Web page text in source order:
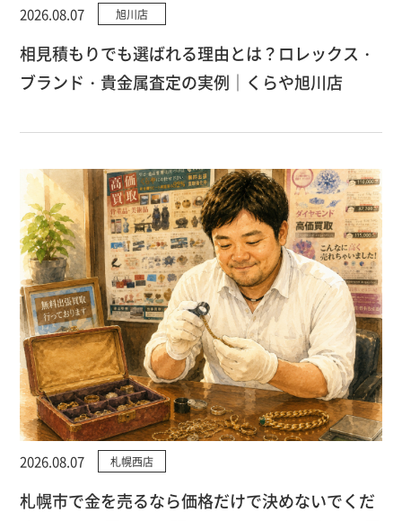
2026.08.07 旭川店
相見積もりでも選ばれる理由とは？ロレックス・
ブランド・貴金属査定の実例｜くらや旭川店
2026.08.07 札幌西店
札幌市で金を売るなら価格だけで決めないでくだ